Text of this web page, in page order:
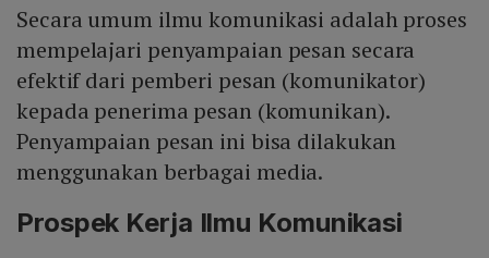
Secara umum ilmu komunikasi adalah proses
mempelajari penyampaian pesan secara
efektif dari pemberi pesan (komunikator)
kepada penerima pesan (komunikan).
Penyampaian pesan ini bisa dilakukan
menggunakan berbagai media.
Prospek Kerja Ilmu Komunikasi